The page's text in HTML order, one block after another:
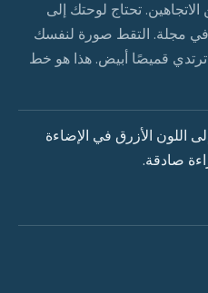
تحتاج لوحتك إلى
في مجلة. التقط صورة لنفسك
ترتدي قميصًا أبيض. هذا هو خط
اللون الأزرق في الإضاءة
صادقة.